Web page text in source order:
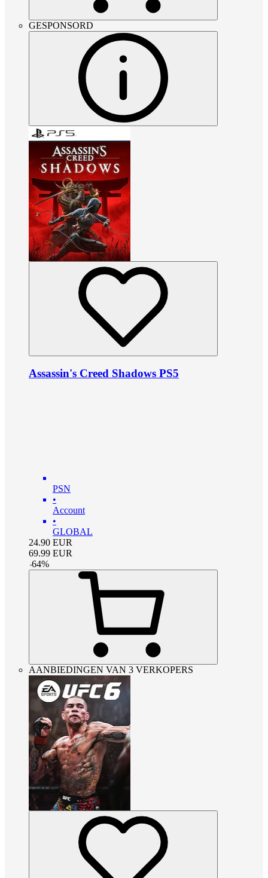
GESPONSORD
Assassin's Creed Shadows PS5
PSN
•
Account
•
GLOBAL
24.90 EUR
69.99 EUR
-64%
AANBIEDINGEN VAN 3 VERKOPERS